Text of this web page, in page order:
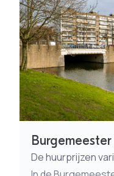
De huurprijzen